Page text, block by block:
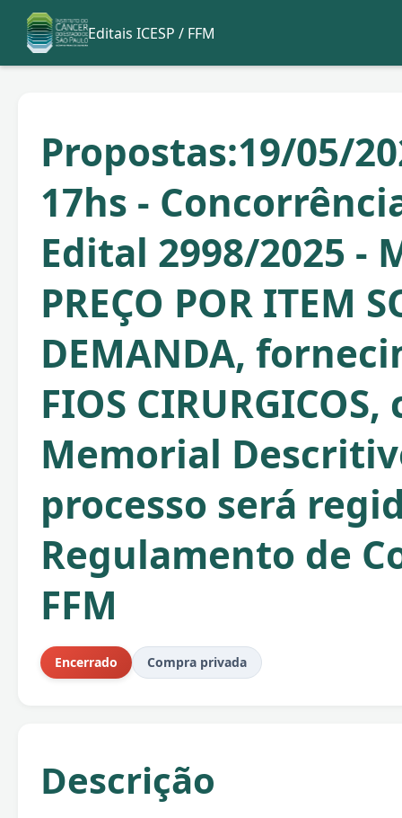
Editais ICESP / FFM
Propostas:19/05/
17hs -
Edital 2998/2025 -
PREÇO POR ITEM
DEMANDA,
FIOS
Memorial
processo será
Regulamento de
FFM
Encerrado Compra privada
Descrição